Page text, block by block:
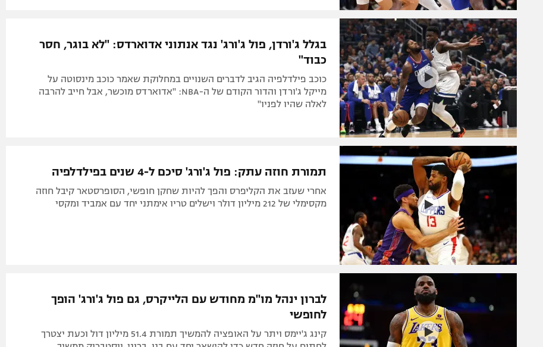
בגלל ג'ורדן, פול ג'ורג' נגד אנתוני אדוארדס: "לא בוגר, חסר
כבוד"
כוכב פילדלפיה הגיב לדברים השנויים במחלוקת שאמר כוכב מינסוטה על
מייקל ג'ורדן והדור הקודם של ה-NBA: "אדוארדס מוכשר, אבל חייב להרבה
לאלה שהיו לפניו"
תמורת חוזה עתק: פול ג'ורג' סיכם ל-4 שנים בפילדלפיה
אחרי שעזב את הקליפרס והפך להיות שחקן חופשי, הסופרסטאר קיבל חוזה
מקסימלי של 212 מיליון דולר וישלים טריו אימתני יחד עם אמביד ומקסי
לברון ינהל מו"מ מחודש עם הלייקרס, גם פול ג'ורג' הופך
לחופשי
קינג ג'יימס ויתר על האופציה להמשיך תמורת 51.4 מיליון דול וכעת יצטרך